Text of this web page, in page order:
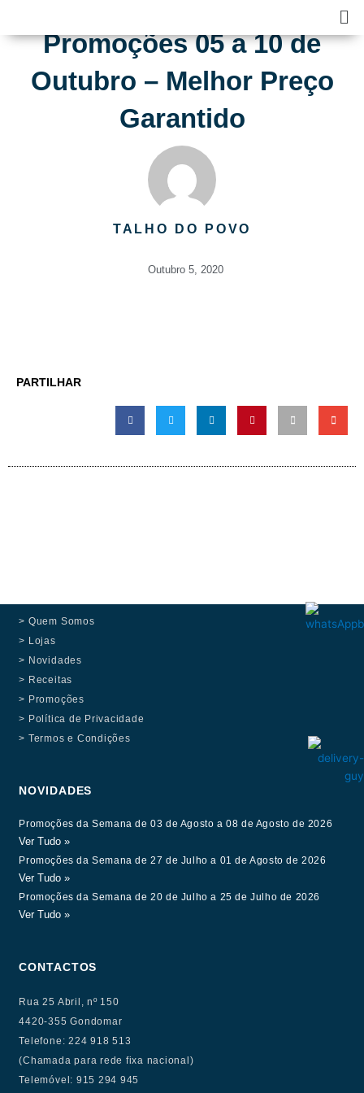
content Promoções 05 a 10 de
Outubro – Melhor Preço
Garantido
TALHO DO POVO
Outubro 5, 2020
PARTILHAR
> Quem Somos
> Lojas
> Novidades
> Receitas
> Promoções
> Política de Privacidade
> Termos e Condições
NOVIDADES
Promoções da Semana de 03 de Agosto a 08 de Agosto de 2026
Ver Tudo »
Promoções da Semana de 27 de Julho a 01 de Agosto de 2026
Ver Tudo »
Promoções da Semana de 20 de Julho a 25 de Julho de 2026
Ver Tudo »
CONTACTOS
Rua 25 Abril, nº 150
4420-355 Gondomar
Telefone: 224 918 513
(Chamada para rede fixa nacional)
Telemóvel: 915 294 945